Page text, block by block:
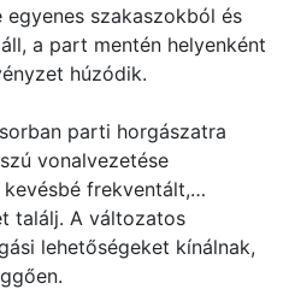
szakaszokból és
a part mentén helyenként
húzódik.
parti horgászatra
vonalvezetése
frekventált,
találj. A változatos
lehetőségeket kínálnak,